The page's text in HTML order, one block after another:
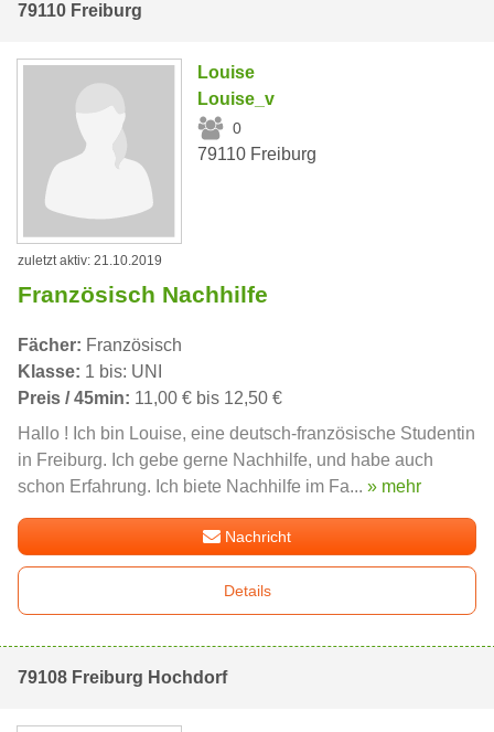
79110 Freiburg
Louise
Louise_v
0
79110 Freiburg
zuletzt aktiv: 21.10.2019
Französisch Nachhilfe
Fächer: Französisch
Klasse: 1 bis: UNI
Preis / 45min: 11,00 € bis 12,50 €
Hallo ! Ich bin Louise, eine deutsch-französische Studentin
in Freiburg. Ich gebe gerne Nachhilfe, und habe auch
schon Erfahrung. Ich biete Nachhilfe im Fa... » mehr
Nachricht
Details
79108 Freiburg Hochdorf